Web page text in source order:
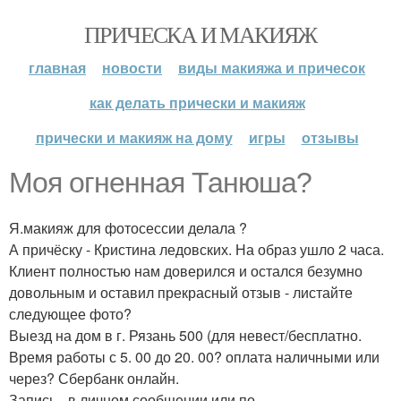
ПРИЧЕСКА И МАКИЯЖ
главная новости
виды макияжа и причесок
как делать прически и макияж
прически и макияж на дому
игры отзывы
Моя огненная Танюша?
Я.макияж для фотосессии делала ?
А причёску - Кристина ледовских. На образ ушло 2 часа.
Клиент полностью нам доверился и остался безумно
довольным и оставил прекрасный отзыв - листайте
следующее фото?
Выезд на дом в г. Рязань 500 (для невест/бесплатно.
Время работы с 5. 00 до 20. 00? оплата наличными или
через? Сбербанк онлайн.